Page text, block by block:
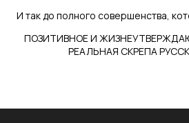
И так до полного совершенства,
ПОЗИТИВНОЕ И
РЕАЛЬНАЯ СКРЕПА